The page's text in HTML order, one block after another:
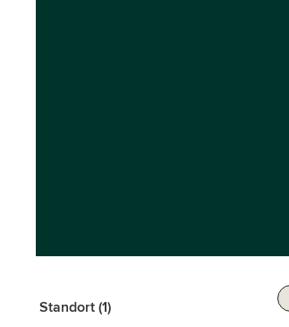
Standort (1)